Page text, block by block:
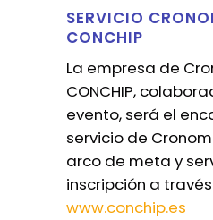
SERVICIO
CONCHIP
La empresa de
CONCHIP,
evento, será el
servicio de
arco de meta y
inscripción a
www.conchip.es